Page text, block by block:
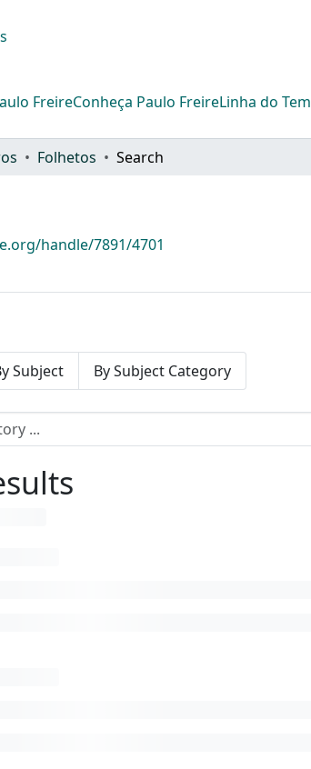
FreireConheça Paulo FreireLinha do
Folhetos Search
handle/7891/4701
Subject By Subject Category